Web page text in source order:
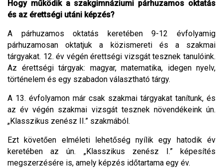
Hogy működik a szakgimnáziumi párhuzamos oktatás
és az érettségi utáni képzés?
A párhuzamos oktatás keretében 9-12 évfolyamig
párhuzamosan oktatjuk a közismereti és a szakmai
tárgyakat. 12. év végén érettségi vizsgát tesznek tanulóink.
Az érettségi tárgyak: magyar, matematika, idegen nyelv,
történelem és egy szabadon választható tárgy.
A 13. évfolyamon már csak szakmai tárgyakat tanítunk, és
az év végén szakmai vizsgát tesznek növendékeink ún.
„Klasszikus zenész II.” szakmából.
Ezt követően elméleti lehetőség nyílik egy hatodik év
keretében az ún. „Klasszikus zenész I.” képesítés
megszerzésére is, amely képzés időtartama egy év.